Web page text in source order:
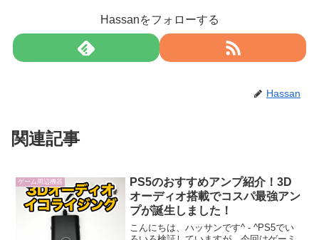
Hassanをフォローする
Hassan
関連記事
ゲーム周辺機器
PS5のおすすめアンプ紹介！3D
オーディオ搭載でコスパ最強アン
プが誕生しました！
こんにちは、ハッサンです^ - ^PS5でい